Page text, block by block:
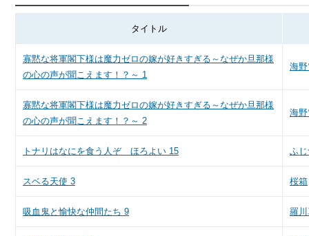
タイトル
寡黙な将軍閣下様は魔力ゼロの嫁が好きすぎる～なぜか旦那様
の心の声が聞こえます！？～ 1
海
寡黙な将軍閣下様は魔力ゼロの嫁が好きすぎる～なぜか旦那様
の心の声が聞こえます！？～ 2
海
トナリはなにを食う人ぞ ほろよい 15 ふ
スベる天使 3 桜箱
吸血鬼と愉快な仲間たち 9 羅